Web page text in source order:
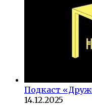
Подкаст
14.12.2025